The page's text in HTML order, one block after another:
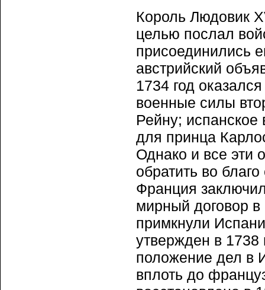
Король Людовик
целью послал
присоединились
австрийский
1734 год
военные силы
Рейну;
для принца
Однако и все эти
обратить во
Франция
мирный договор
примкнули
утвержден в 1738
положение дел в
вплоть до